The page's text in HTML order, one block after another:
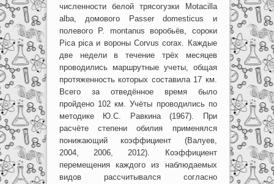
численности белой трясогузки Motacilla
alba, домового Passer domesticus и
полевого P. montanus воробьёв, сороки
Pica pica и вороны Corvus corax. Каждые
две недели в течение трёх месяцев
проводились маршрутные учеты, общая
протяженность которых составила 17 км.
Всего за отведённое время было
пройдено 102 км. Учёты проводились по
методике Ю.С. Равкина (1967). При
расчёте степени обилия применялся
понижающий коэффициент (Валуев,
2004, 2006, 2012). Коэффициент
перемещения каждого из наблюдаемых
видов рассчитывался согласно